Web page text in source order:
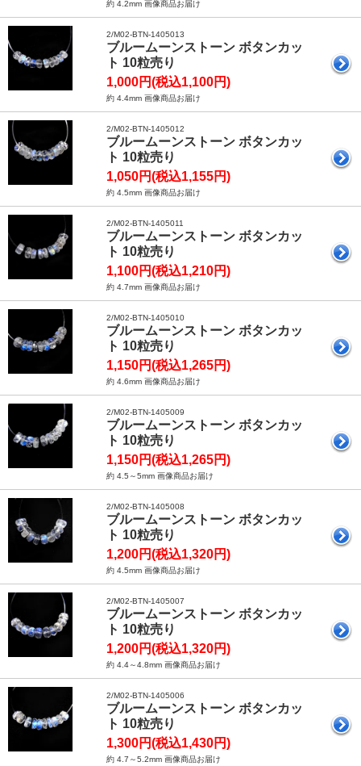
約 4.2mm 画像商品お届け
2/M02-BTN-1405013
ブルームーンストーン ボタンカッ
ト 10粒売り
1,000円(税込1,100円)
約 4.4mm 画像商品お届け
2/M02-BTN-1405012
ブルームーンストーン ボタンカッ
ト 10粒売り
1,050円(税込1,155円)
約 4.5mm 画像商品お届け
2/M02-BTN-1405011
ブルームーンストーン ボタンカッ
ト 10粒売り
1,100円(税込1,210円)
約 4.7mm 画像商品お届け
2/M02-BTN-1405010
ブルームーンストーン ボタンカッ
ト 10粒売り
1,150円(税込1,265円)
約 4.6mm 画像商品お届け
2/M02-BTN-1405009
ブルームーンストーン ボタンカッ
ト 10粒売り
1,150円(税込1,265円)
約 4.5～5mm 画像商品お届け
2/M02-BTN-1405008
ブルームーンストーン ボタンカッ
ト 10粒売り
1,200円(税込1,320円)
約 4.5mm 画像商品お届け
2/M02-BTN-1405007
ブルームーンストーン ボタンカッ
ト 10粒売り
1,200円(税込1,320円)
約 4.4～4.8mm 画像商品お届け
2/M02-BTN-1405006
ブルームーンストーン ボタンカッ
ト 10粒売り
1,300円(税込1,430円)
約 4.7～5.2mm 画像商品お届け